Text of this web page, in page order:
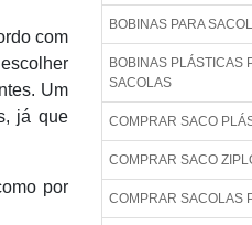
com
Um
já que
por
BOBINAS PARA
BOBINAS PLÁSTICAS
SACOLAS
COMPRAR SACO
COMPRAR SACO
COMPRAR SACOLAS